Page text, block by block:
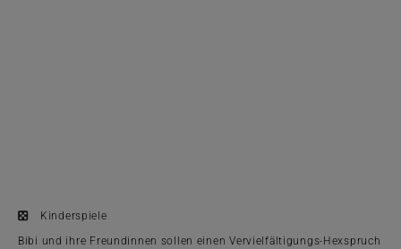
Kinderspiele
Bibi und ihre Freundinnen sollen einen Vervielfältigungs-Hexspruch